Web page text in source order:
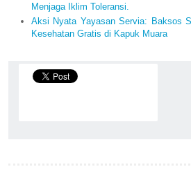
Menjaga Iklim Toleransi.
Aksi Nyata Yayasan Servia: Baksos
Kesehatan Gratis di Kapuk Muara